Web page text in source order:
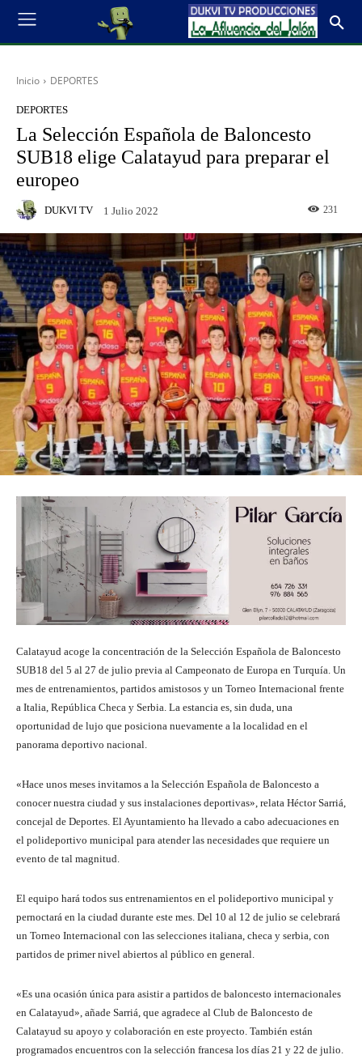
Inicio DEPORTES
DEPORTES
La Selección Española de Baloncesto
SUB18 elige Calatayud para preparar el
europeo
DUKVI TV 1 Julio 2022 231
Calatayud acoge la concentración de la Selección Española de Baloncesto
SUB18 del 5 al 27 de julio previa al Campeonato de Europa en Turquía. Un
mes de entrenamientos, partidos amistosos y un Torneo Internacional frente
a Italia, República Checa y Serbia. La estancia es, sin duda, una
oportunidad de lujo que posiciona nuevamente a la localidad en el
panorama deportivo nacional.
«Hace unos meses invitamos a la Selección Española de Baloncesto a
conocer nuestra ciudad y sus instalaciones deportivas», relata Héctor Sarriá,
concejal de Deportes. El Ayuntamiento ha llevado a cabo adecuaciones en
el polideportivo municipal para atender las necesidades que requiere un
evento de tal magnitud.
El equipo hará todos sus entrenamientos en el polideportivo municipal y
pernoctará en la ciudad durante este mes. Del 10 al 12 de julio se celebrará
un Torneo Internacional con las selecciones italiana, checa y serbia, con
partidos de primer nivel abiertos al público en general.
«Es una ocasión única para asistir a partidos de baloncesto internacionales
en Calatayud», añade Sarriá, que agradece al Club de Baloncesto de
Calatayud su apoyo y colaboración en este proyecto. También están
programados encuentros con la selección francesa los días 21 y 22 de julio.